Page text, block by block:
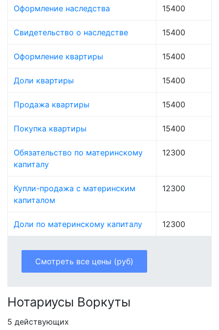
Оформление наследства 15400
Свидетельство о наследстве 15400
Оформление квартиры 15400
Доли квартиры 15400
Продажа квартиры 15400
Покупка квартиры 15400
Обязательство по материнскому
капиталу
12300
Купли-продажа с материнским
капиталом
12300
Доли по материнскому капиталу 12300
Смотреть все цены (руб)
Нотариусы Воркуты
5 действующих